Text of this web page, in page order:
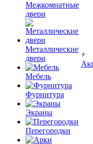
Межкомнатные
двери
Металлические
двери
Мебель
Фурнитура
Экраны
Перегородки